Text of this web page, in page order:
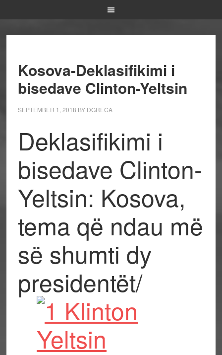
Kosova-Deklasifikimi i
bisedave Clinton-Yeltsin
SEPTEMBER 1, 2018 BY DGRECA
Deklasifikimi i
bisedave Clinton-
Yeltsin: Kosova,
tema që ndau më
së shumti dy
presidentët/